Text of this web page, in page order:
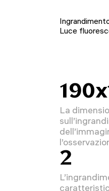
Luce
La
2